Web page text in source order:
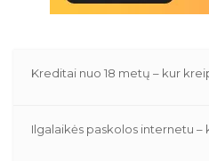
Kreditai nuo 18 metų – kur
Ilgalaikės paskolos internetu